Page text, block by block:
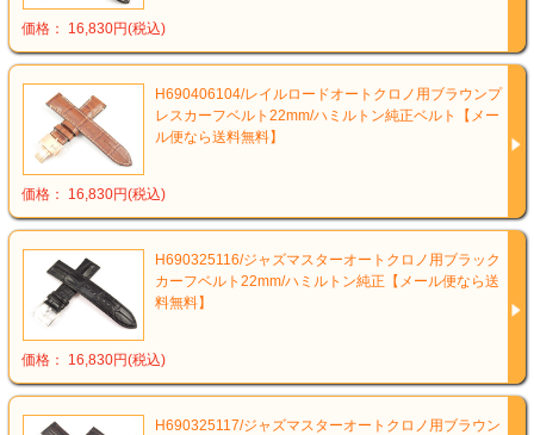
価格： 16,830円(税込)
H690406104/レイルロードオートクロノ用ブラウンプ
レスカーフベルト22mm/ハミルトン純正ベルト【メー
ル便なら送料無料】
価格： 16,830円(税込)
H690325116/ジャズマスターオートクロノ用ブラック
カーフベルト22mm/ハミルトン純正【メール便なら送
料無料】
価格： 16,830円(税込)
H690325117/ジャズマスターオートクロノ用ブラウン